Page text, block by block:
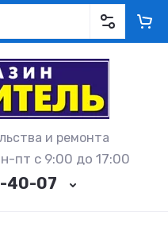
и ремонта
пт с 9:00 до 17:00
40-07